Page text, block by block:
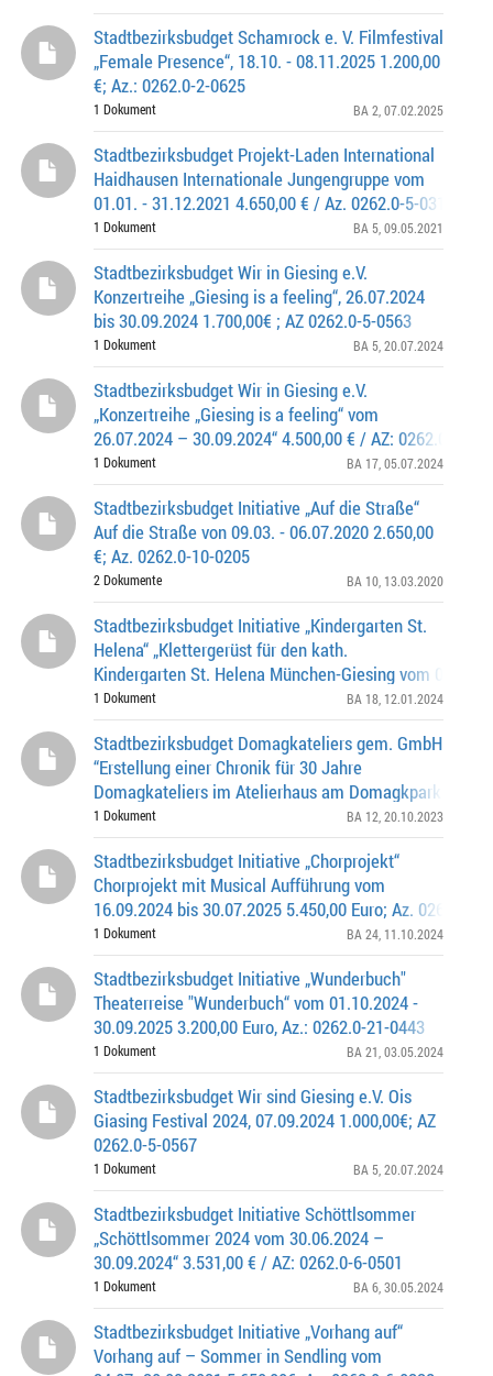
Stadtbezirksbudget Schamrock e. V. Filmfestival
„Female Presence“, 18.10. - 08.11.2025 1.200,00
€; Az.: 0262.0-2-0625
1 Dokument BA 2 , 07.02.2025
Stadtbezirksbudget Projekt-Laden International
Haidhausen Internationale Jungengruppe vom
01.01. - 31.12.2021 4.650,00 € / Az. 0262.0-5-0316
1 Dokument BA 5 , 09.05.2021
Stadtbezirksbudget Wir in Giesing e.V.
Konzertreihe „Giesing is a feeling“, 26.07.2024
bis 30.09.2024 1.700,00€ ; AZ 0262.0-5-0563
1 Dokument BA 5 , 20.07.2024
Stadtbezirksbudget Wir in Giesing e.V.
„Konzertreihe „Giesing is a feeling“ vom
26.07.2024 – 30.09.2024“ 4.500,00 € / AZ: 0262.0-17-
1 Dokument BA 17 , 05.07.2024
Stadtbezirksbudget Initiative „Auf die Straße“
Auf die Straße von 09.03. - 06.07.2020 2.650,00
€; Az. 0262.0-10-0205
2 Dokumente BA 10 , 13.03.2020
Stadtbezirksbudget Initiative „Kindergarten St.
Helena“ „Klettergerüst für den kath.
Kindergarten St. Helena München-Giesing vom
31.05.2024“ 10.691,30 € / AZ: 0262.0-18-0369
1 Dokument BA 18 , 12.01.2024
Stadtbezirksbudget Domagkateliers gem. GmbH
“Erstellung einer Chronik für 30 Jahre
Domagkateliers im Atelierhaus am Domagkpark vom
01.10.2023 – 30.09.2024“ 10.650,00 € / AZ: 0262.0-12-
1 Dokument BA 12 , 20.10.2023
Stadtbezirksbudget Initiative „Chorprojekt“
Chorprojekt mit Musical Aufführung vom
16.09.2024 bis 30.07.2025 5.450,00 Euro; Az. 0262.0-
1 Dokument BA 24 , 11.10.2024
Stadtbezirksbudget Initiative „Wunderbuch"
Theaterreise "Wunderbuch“ vom 01.10.2024 -
30.09.2025 3.200,00 Euro, Az.: 0262.0-21-0443
1 Dokument BA 21 , 03.05.2024
Stadtbezirksbudget Wir sind Giesing e.V. Ois
Giasing Festival 2024, 07.09.2024 1.000,00€; AZ
0262.0-5-0567
1 Dokument BA 5 , 20.07.2024
Stadtbezirksbudget Initiative Schöttlsommer
„Schöttlsommer 2024 vom 30.06.2024 –
30.09.2024“ 3.531,00 € / AZ: 0262.0-6-0501
1 Dokument BA 6 , 30.05.2024
Stadtbezirksbudget Initiative „Vorhang auf“
Vorhang auf – Sommer in Sendling vom